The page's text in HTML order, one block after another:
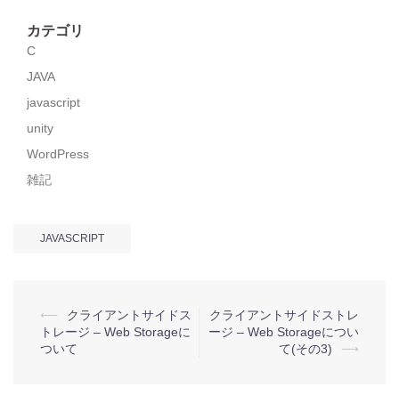
カテゴリ
C
JAVA
javascript
unity
WordPress
雑記
JAVASCRIPT
投
稿
⟵
クライアントサイドス
トレージ – Web Storageに
ついて
クライアントサイドストレ
ージ – Web Storageについ
て(その3)
⟶